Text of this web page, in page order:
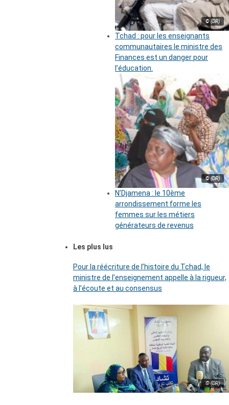
© (DR)
Tchad : pour les enseignants
communautaires le ministre des
Finances est un danger pour
l’éducation.
© (DR)
N’Djamena : le 10ème
arrondissement forme les
femmes sur les métiers
générateurs de revenus
Les plus lus
Pour la réécriture de l’histoire du Tchad, le
ministre de l’enseignement appelle à la rigueur,
à l’écoute et au consensus
© (DR)